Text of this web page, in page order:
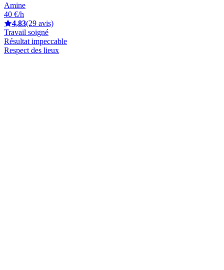
Amine
40 €/h
4,83(29 avis)
Travail soigné
Résultat impeccable
Respect des lieux